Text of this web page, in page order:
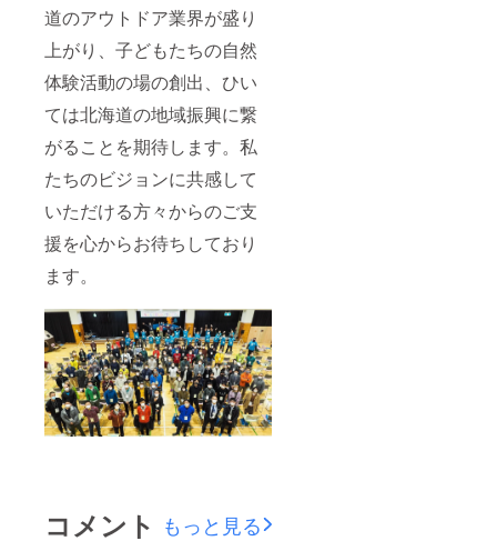
道のアウトドア業界が盛り
上がり、子どもたちの自然
体験活動の場の創出、ひい
ては北海道の地域振興に繋
がることを期待します。私
たちのビジョンに共感して
いただける方々からのご支
援を心からお待ちしており
ます。
コメント もっと見る